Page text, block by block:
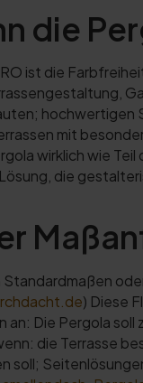
die
ist die
hochwertigen
mit
wirklich wie
die
) Diese
Die Pergola soll
die Terrasse
soll;